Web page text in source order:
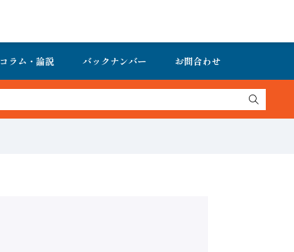
コラム・論説 バックナンバー お問合わせ